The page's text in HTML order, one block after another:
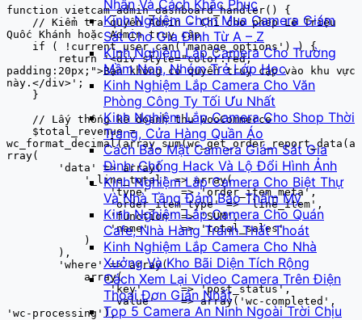
Nhân Và Cách Khắc Phục
Kinh Nghiệm Chọn Mua Camera Giám
Sát Cho Gia Đình Từ A – Z
Kinh Nghiệm Lắp Camera Cho Trường
Mầm Non, Nhóm Trẻ Lớp Học
Kinh Nghiệm Lắp Camera Cho Văn
Phòng Công Ty Tối Ưu Nhất
Kinh Nghiệm Lắp Camera Cho Shop Thời
Trang, Cửa Hàng Quần Áo
Cách Bảo Mật Camera Giám Sát Gia
Đình: Chống Hack Và Lộ Đổi Hình Ảnh
Kinh Nghiệm Lắp Camera Cho Biệt Thự
Và Nhà Tầng Đảm Bảo Thẩm Mỹ
Kinh Nghiệm Lắp Camera Cho Quán
Cafe, Nhà Hàng Tránh Thất Thoát
Kinh Nghiệm Lắp Camera Cho Nhà
Xưởng Và Kho Bãi Diện Tích Rộng
Cách Xem Lại Video Camera Trên Điện
Thoại Đơn Giản Nhất
Top 5 Camera An Ninh Ngoài Trời Chịu
function vietcam_admin_dashboard_handler() {
Quốc Khánh hoặc Admin truy cập
padding:20px;">Bạn không có quyền truy cập vào khu vực
này.</div>';
wc_format_decimal(array_sum(wc_get_order_report_data(a
rray(
                'type'     => 'order_item_meta',
                'order_item_type' => 'line_item',
                'function' => 'SUM',
                'name'     => 'total_sales'
                'key'      => 'post_status',
                'value'    => array('wc-completed',
'wc-processing'),